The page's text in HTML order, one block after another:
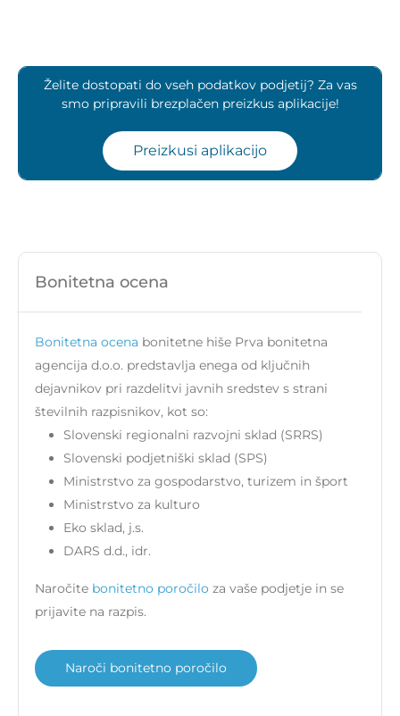
Želite dostopati do vseh podatkov podjetij? Za vas
smo pripravili brezplačen preizkus aplikacije!
Preizkusi aplikacijo
Bonitetna ocena
Bonitetna ocena bonitetne hiše Prva bonitetna
agencija d.o.o. predstavlja enega od ključnih
dejavnikov pri razdelitvi javnih sredstev s strani
številnih razpisnikov, kot so:
Slovenski regionalni razvojni sklad (SRRS)
Slovenski podjetniški sklad (SPS)
Ministrstvo za gospodarstvo, turizem in šport
Ministrstvo za kulturo
Eko sklad, j.s.
DARS d.d., idr.
Naročite bonitetno poročilo za vaše podjetje in se
prijavite na razpis.
Naroči bonitetno poročilo